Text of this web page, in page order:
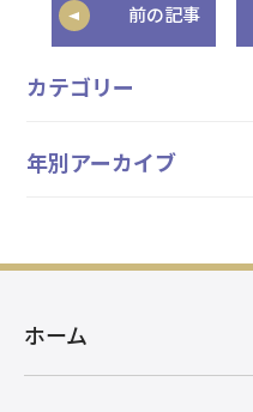
前の記事
カテゴリー
年別アーカイブ
ホーム